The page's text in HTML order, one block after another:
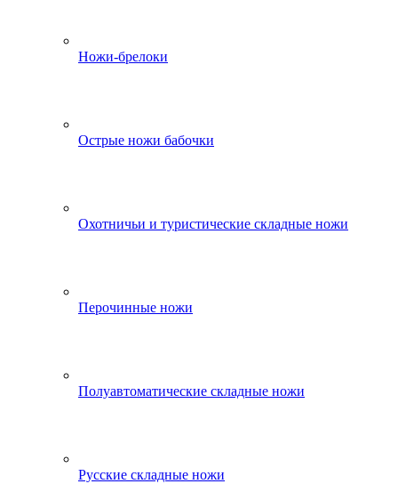
Ножи-брелоки
Острые ножи бабочки
Охотничьи и туристические складные ножи
Перочинные ножи
Полуавтоматические складные ножи
Русские складные ножи